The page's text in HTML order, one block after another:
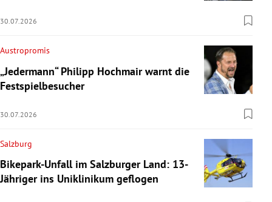
30.07.2026
Austropromis
„Jedermann“ Philipp Hochmair warnt die
Festspielbesucher
30.07.2026
Salzburg
Bikepark-Unfall im Salzburger Land: 13-
Jähriger ins Uniklinikum geflogen